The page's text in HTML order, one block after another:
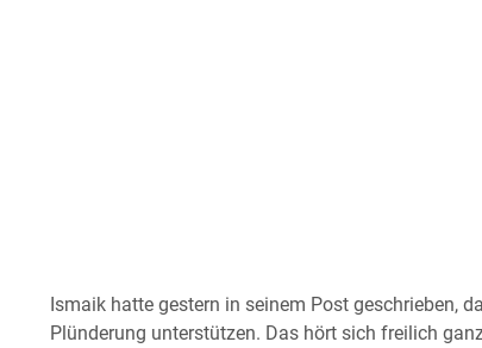
Ismaik hatte gestern in seinem Post geschrieben,
Plünderung unterstützen. Das hört sich freilich